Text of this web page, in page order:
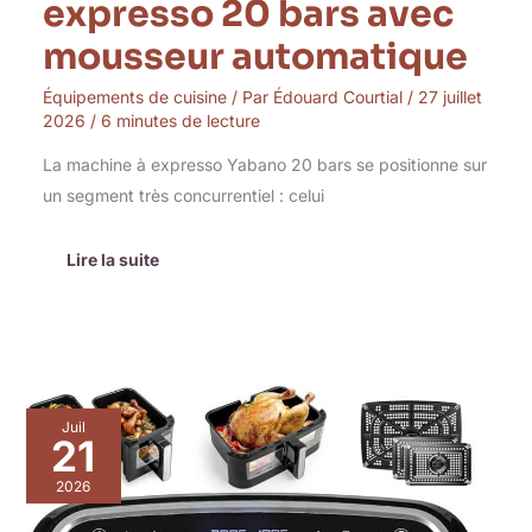
expresso 20 bars avec
mousseur automatique
Équipements de cuisine/ Par Édouard Courtial / 27 juillet
2026 / 6 minutes de lecture
La machine à expresso Yabano 20 bars se positionne sur
un segment très concurrentiel : celui
Lire la suite
Juil
21
2026
Test
:
duronic
AF34
BK,